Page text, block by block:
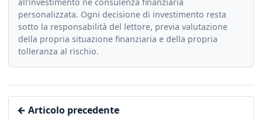
all’investimento né consulenza finanziaria
personalizzata. Ogni decisione di investimento resta
sotto la responsabilità del lettore, previa valutazione
della propria situazione finanziaria e della propria
tolleranza al rischio.
← Articolo precedente